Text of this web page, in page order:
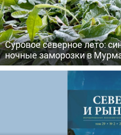
Суровое северное лето:
ночные заморозки в